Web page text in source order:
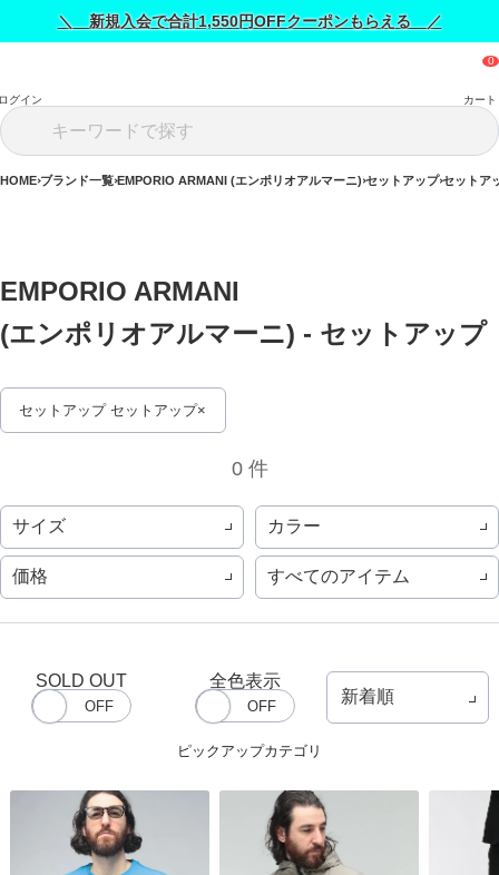
＼ 新規入会で合計1,550円OFFクーポンもらえる ／
グイン カート
HOME ブランド一覧 EMPORIO ARMANI (エンポリオアルマーニ) セットアップ セットア
EMPORIO ARMANI
(エンポリオアルマーニ) - セットアップ
セットアップ セットアップ
0 件
サイズ カラー
価格 すべてのアイテム
SOLD OUT 全色表示
ピックアップカテゴリ